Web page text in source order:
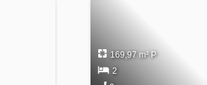
169,97 m² P
2